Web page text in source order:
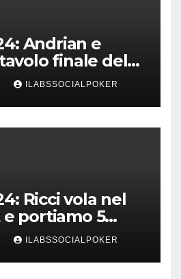
Andrian e
finale del
ILABSSOCIALPOKER
Ricci vola nel
portiamo 5
4 ILABSSOCIALPOKER